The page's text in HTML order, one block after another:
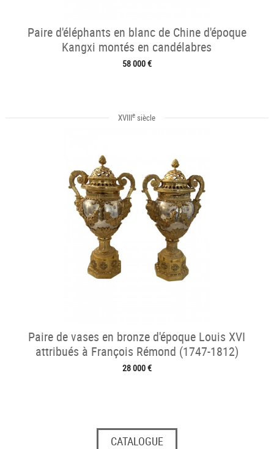
Paire d'éléphants en blanc de Chine d'époque
Kangxi montés en candélabres
58 000 €
XVIIIe siècle
Paire de vases en bronze d'époque Louis XVI
attribués à François Rémond (1747-1812)
28 000 €
CATALOGUE